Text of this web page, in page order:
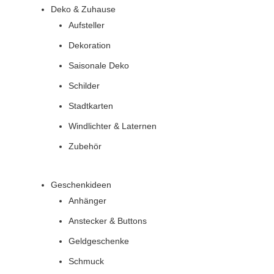
Deko & Zuhause
Aufsteller
Dekoration
Saisonale Deko
Schilder
Stadtkarten
Windlichter & Laternen
Zubehör
Geschenkideen
Anhänger
Anstecker & Buttons
Geldgeschenke
Schmuck